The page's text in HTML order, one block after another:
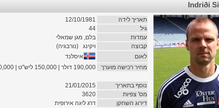
Indriði
תאריך לידה
12/10/1981
גיל
44
עמדות
בלם, מגן שמאלי
קבוצה
ויקינג (נורבגיה)
לאום
איסלנד
מחיר רכישה מוערך
190,000 דולר | 150,000 ליש"ט | 100,000 יורו
נוסף בתאריך
21/01/2015
מס' צפיות
3620
דירוג השחקן
דרג ליגה אירופית